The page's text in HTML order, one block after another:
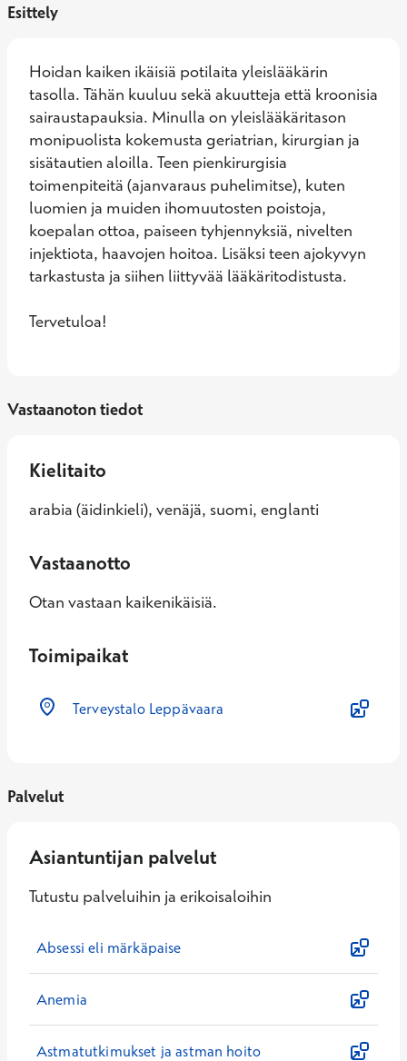
Esittely
Hoidan kaiken ikäisiä potilaita yleislääkärin
tasolla. Tähän kuuluu sekä akuutteja että kroonisia
sairaustapauksia. Minulla on yleislääkäritason
monipuolista kokemusta geriatrian, kirurgian ja
sisätautien aloilla. Teen pienkirurgisia
toimenpiteitä (ajanvaraus puhelimitse), kuten
luomien ja muiden ihomuutosten poistoja,
koepalan ottoa, paiseen tyhjennyksiä, nivelten
injektiota, haavojen hoitoa. Lisäksi teen ajokyvyn
tarkastusta ja siihen liittyvää lääkäritodistusta.
Tervetuloa!
Vastaanoton tiedot
Kielitaito
arabia (äidinkieli), venäjä, suomi, englanti
Vastaanotto
Otan vastaan kaikenikäisiä.
Toimipaikat
Terveystalo Leppävaara
Palvelut
Asiantuntijan palvelut
Tutustu palveluihin ja erikoisaloihin
Absessi eli märkäpaise
Anemia
Astmatutkimukset ja astman hoito